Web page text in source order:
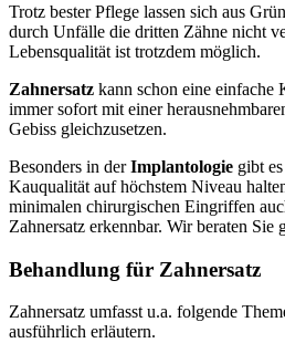
Trotz bester Pflege lassen sich aus
durch Unfälle die dritten Zähne nicht
Lebensqualität ist trotzdem möglich.
Zahnersatz kann schon eine einfache
immer sofort mit einer
Gebiss gleichzusetzen.
Besonders in derImplantologie gibt
Kauqualität auf höchstem Niveau
minimalen chirurgischen Eingriffen
Zahnersatz erkennbar. Wir beraten Sie
Behandlung für Zahnersatz
Zahnersatz umfasst u.a. folgende
ausführlich erläutern.